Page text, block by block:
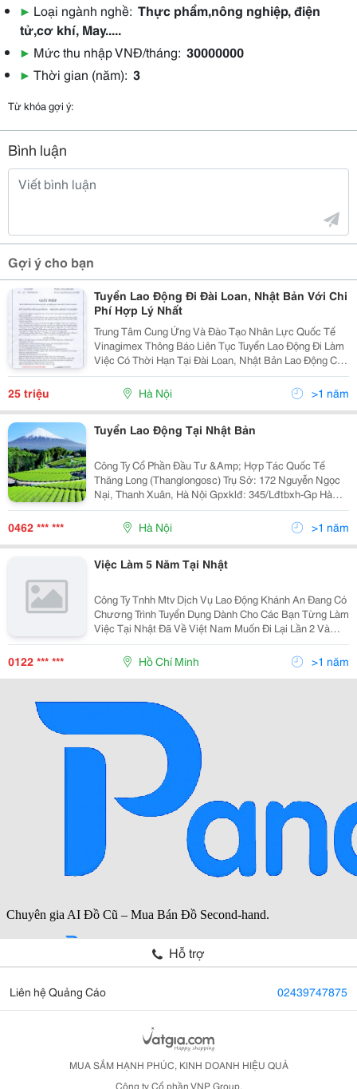
▶ Loại ngành nghề: Thực phẩm,nông nghiệp, điện
tử,cơ khí, May.....
▶ Mức thu nhập VNĐ/tháng: 30000000
▶ Thời gian (năm): 3
Từ khóa gợi ý:
Bình luận
Gợi ý cho bạn
Tuyển Lao Động Đi Đài Loan, Nhật Bản Với Chi
Phí Hợp Lý Nhất
Trung Tâm Cung Ứng Và Đào Tạo Nhân Lực Quốc Tế
Vinagimex Thông Báo Liên Tục Tuyển Lao Động Đi Làm
Việc Có Thời Hạn Tại Đài Loan, Nhật Bản Lao Động Có
Câu Hỏi Về Xklđ Gửi Mail Theo Địa Chỉ Sau: Email:
Xuatkhau
25 triệu Hà Nội >1 năm
Tuyển Lao Động Tại Nhật Bản
Công Ty Cổ Phần Đầu Tư &Amp; Hợp Tác Quốc Tế
Thăng Long (Thanglongosc) Trụ Sở: 172 Nguyễn Ngọc
Nại, Thanh Xuân, Hà Nội Gpxklđ: 345/Lđtbxh-Gp Hà
Nội, Ngày 14 Tháng 05 Năm 2015. Thông Báo (V/V :
Tuyển Tu Nghiệp Sinh Làm Việc Tại Nhật Bản ) Công Ty
0462 *** *** Hà Nội >1 năm
Việc Làm 5 Năm Tại Nhật
Công Ty Tnhh Mtv Dịch Vụ Lao Động Khánh An Đang Có
Chương Trình Tuyển Dụng Dành Cho Các Bạn Từng Làm
Việc Tại Nhật Đã Về Việt Nam Muốn Đi Lại Lần 2 Và
Những Bạn Chưa Đi Nhật Lần Nào: Số Lượng: 20 Nam,
Nữ Lấy Tuổi Từ 19-35 I.nội Dung Công Việc: Nơi Là
0122 *** *** Hồ Chí Minh >1 năm
Hỗ trợ
Liên hệ Quảng Cáo 02439747875
MUA SẮM HẠNH PHÚC, KINH DOANH HIỆU QUẢ
Công ty Cổ phần VNP Group.